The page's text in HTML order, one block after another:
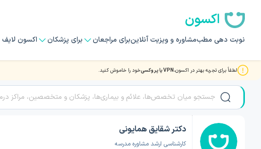
اکسون
نوبت دهی مطبمشاوره و ویزیت آنلاینبرای مراجعان برای پزشکان اکسون لایف
لطفاً برای تجربه بهتر در اکسون،VPN یا پروکسی خود را خاموش کنید. صفحه اصلی/دکتر روانشناسی/دکتر شقایق همایونی
دکتر شقایق همایونی
کارشناسی ارشد مشاوره مدرسه